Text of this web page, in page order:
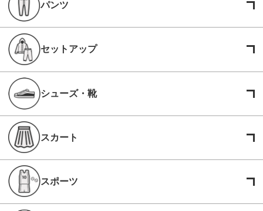
パンツ
セットアップ
シューズ・靴
スカート
スポーツ